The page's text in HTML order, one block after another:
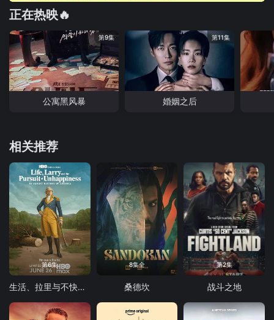
正在热映🔥
第9集
公寓黑风暴
第11集
婚姻之后
相关推荐
第6集
生活、拉里与不快乐的追求：一部美国史
8集全
桑德坎
第2集
战斗之地